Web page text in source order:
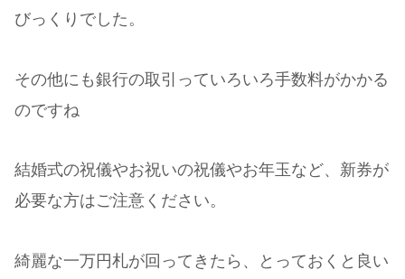
びっくりでした。
その他にも銀行の取引っていろいろ手数料がかかる
のですね
結婚式の祝儀やお祝いの祝儀やお年玉など、新券が
必要な方はご注意ください。
綺麗な一万円札が回ってきたら、とっておくと良い